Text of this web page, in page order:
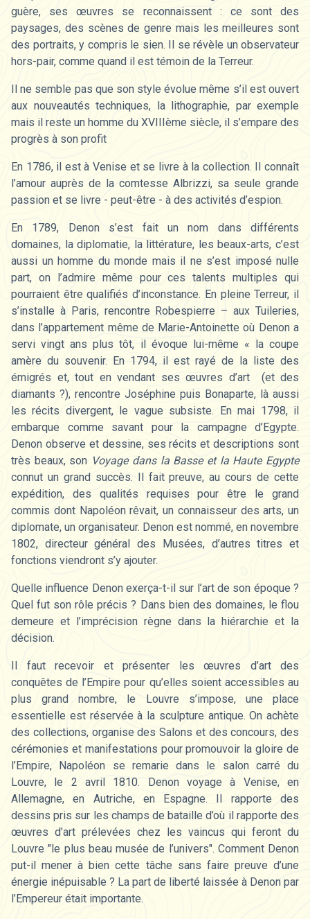
guère, ses œuvres se reconnaissent : ce sont des
paysages, des scènes de genre mais les meilleures sont
des portraits, y compris le sien. Il se révèle un observateur
hors-pair, comme quand il est témoin de la Terreur.
Il ne semble pas que son style évolue même s’il est ouvert
aux nouveautés techniques, la lithographie, par exemple
mais il reste un homme du XVIIIème siècle, il s’empare des
progrès à son profit
En 1786, il est à Venise et se livre à la collection. Il connaît
l’amour auprès de la comtesse Albrizzi, sa seule grande
passion et se livre - peut-être - à des activités d’espion.
En 1789, Denon s’est fait un nom dans différents
domaines, la diplomatie, la littérature, les beaux-arts, c’est
aussi un homme du monde mais il ne s’est imposé nulle
part, on l’admire même pour ces talents multiples qui
pourraient être qualifiés d’inconstance. En pleine Terreur, il
s’installe à Paris, rencontre Robespierre – aux Tuileries,
dans l’appartement même de Marie-Antoinette où Denon a
servi vingt ans plus tôt, il évoque lui-même « la coupe
amère du souvenir. En 1794, il est rayé de la liste des
émigrés et, tout en vendant ses œuvres d’art (et des
diamants ?), rencontre Joséphine puis Bonaparte, là aussi
les récits divergent, le vague subsiste. En mai 1798, il
embarque comme savant pour la campagne d’Egypte.
Denon observe et dessine, ses récits et descriptions sont
très beaux, son Voyage dans la Basse et la Haute Egypte
connut un grand succès. Il fait preuve, au cours de cette
expédition, des qualités requises pour être le grand
commis dont Napoléon rêvait, un connaisseur des arts, un
diplomate, un organisateur. Denon est nommé, en novembre
1802, directeur général des Musées, d’autres titres et
fonctions viendront s’y ajouter.
Quelle influence Denon exerça-t-il sur l’art de son époque ?
Quel fut son rôle précis ? Dans bien des domaines, le flou
demeure et l’imprécision règne dans la hiérarchie et la
décision.
Il faut recevoir et présenter les œuvres d’art des
conquêtes de l’Empire pour qu’elles soient accessibles au
plus grand nombre, le Louvre s’impose, une place
essentielle est réservée à la sculpture antique. On achète
des collections, organise des Salons et des concours, des
cérémonies et manifestations pour promouvoir la gloire de
l’Empire, Napoléon se remarie dans le salon carré du
Louvre, le 2 avril 1810. Denon voyage à Venise, en
Allemagne, en Autriche, en Espagne. Il rapporte des
dessins pris sur les champs de bataille d’où il rapporte des
œuvres d’art prélevées chez les vaincus qui feront du
Louvre "le plus beau musée de l’univers". Comment Denon
put-il mener à bien cette tâche sans faire preuve d’une
énergie inépuisable ? La part de liberté laissée à Denon par
l’Empereur était importante.